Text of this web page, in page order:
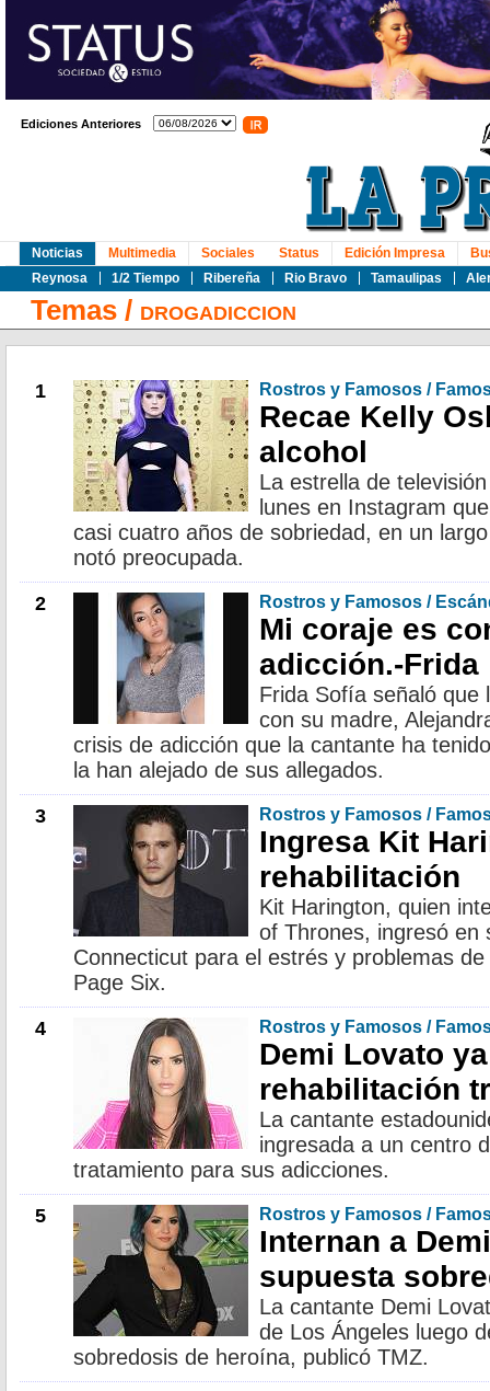
Ediciones Anteriores
Noticias
Reynosa
1/2 Tiempo Ribereña Rio Bravo Tamaulipas
Multimedia Sociales Status Edición Impresa
Temas / DROGADICCION
1 Rostros y Famosos /
Recae Kelly
alcohol
La estrella de
lunes en Instagram
casi cuatro años de sobriedad, en un
notó preocupada.
2 Rostros y Famosos /
Mi coraje es
adicción.-Frida
Frida Sofía señaló que
con su madre,
crisis de adicción que la cantante ha
la han alejado de sus allegados.
3 Rostros y Famosos /
Ingresa Kit
rehabilitación
Kit Harington, quien
of Thrones, ingresó en
Connecticut para el estrés y problemas
Page Six.
4 Rostros y Famosos /
Demi Lovato
rehabilitación
La cantante
ingresada a un centro
tratamiento para sus adicciones.
5 Rostros y Famosos /
Internan a
supuesta
La cantante Demi
de Los Ángeles luego
sobredosis de heroína, publicó TMZ.